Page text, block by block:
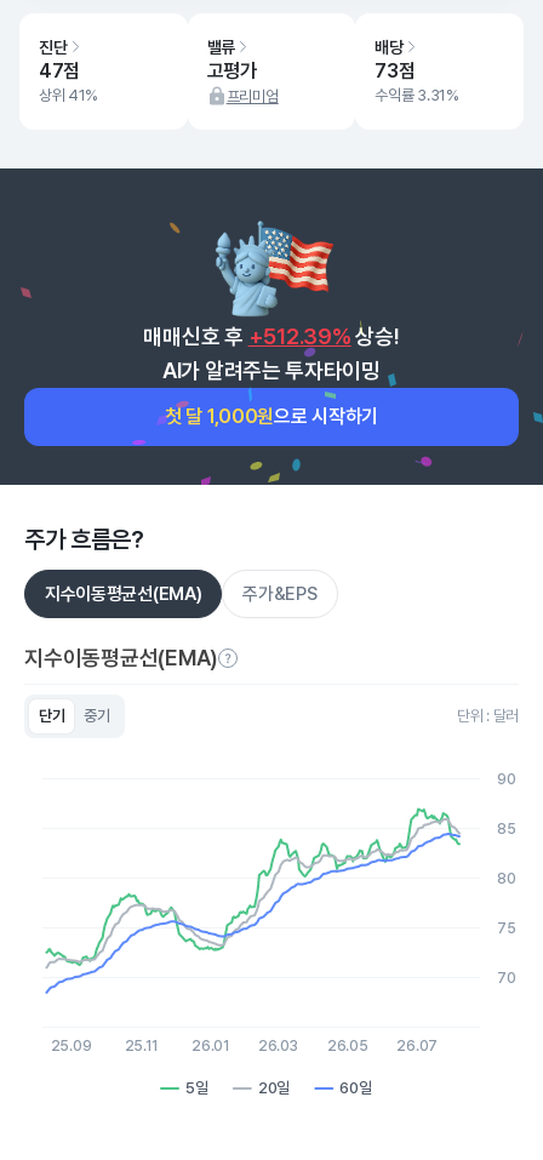
진단
47점
상위 41%
밸류
고평가
프리미엄
배당
73점
수익률 3.31%
매매신호 후 +512.39% 상승!
AI가 알려주는 투자타이밍
첫 달 1,000원으로 시작하기
주가 흐름은?
지수이동평균선(EMA) 주가&EPS
지수이동평균선(EMA)
단기 중기 단위 : 달러
The chart has 1 X axis displaying Time. Data ranges from
The chart has 1 Y axis displaying values. Data ranges from
5일 20일 60일
25.09 25.11 26.01 26.03 26.05 26.07
70
75
80
85
90